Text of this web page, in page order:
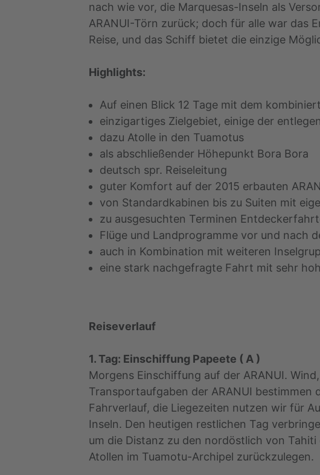
nach wie vor, die Marquesas-Inseln als
ARANUI-Törn zurück; doch für alle war das
Reise, und das Schiff bietet die einzige
Highlights:
Auf einen Blick 12 Tage mit dem
einzigartiges Zielgebiet, einige der
dazu Atolle in den Tuamotus
als abschließender Höhepunkt Bora Bora
deutsch spr. Reiseleitung
guter Komfort auf der 2015 erbauten
von Standardkabinen bis zu Suiten mit
zu ausgesuchten Terminen
Flüge und Landprogramme vor und nach
auch in Kombination mit weiteren
eine stark nachgefragte Fahrt mit sehr
Reiseverlauf
1. Tag: Einschiffung Papeete ( A )
Morgens Einschiffung auf der ARANUI.
Transportaufgaben der ARANUI bestimmen
Fahrverlauf, die Liegezeiten nutzen wir für
Inseln. Den heutigen restlichen Tag
um die Distanz zu den nordöstlich von Tahiti
Atollen im Tuamotu-Archipel zurückzulegen.